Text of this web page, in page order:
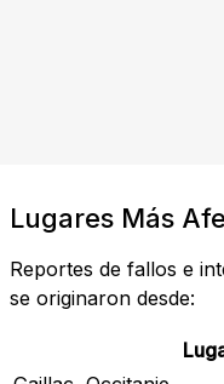
Lugares Más
Reportes de fallos e
se originaron desde: